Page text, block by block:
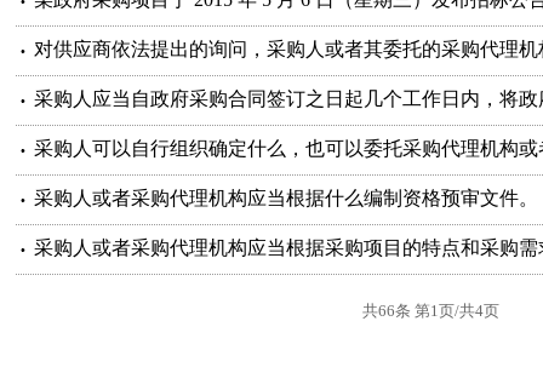
采购人可以自行组织确定什么，也可以委托采购代理机构
采购人或者采购代理机构应当根据什么编制资格预审文件。
采购人或者采购代理机构应当根据采购项目的特点和采购
共66条 第1页/共4页